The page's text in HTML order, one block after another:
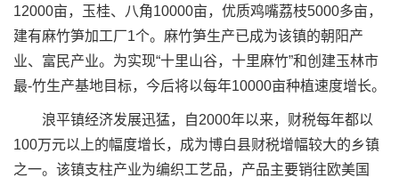
12000亩，玉桂、八角10000亩，优质鸡嘴荔枝5000多亩，
建有麻竹笋加工厂1个。麻竹笋生产已成为该镇的朝阳产
业、富民产业。为实现“十里山谷，十里麻竹”和创建玉林市
最-竹生产基地目标，今后将以每年10000亩种植速度增长。
浪平镇经济发展迅猛，自2000年以来，财税每年都以
100万元以上的幅度增长，成为博白县财税增幅较大的乡镇
之一。该镇支柱产业为编织工艺品，产品主要销往欧美国